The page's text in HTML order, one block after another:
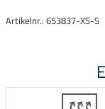
Artikelnr.: 653837-XS-S